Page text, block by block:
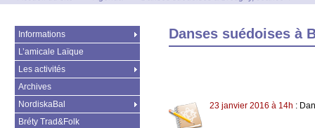
Danses suédoises à
23 janvier 2016 à 14h :
Informations
L’amicale Laïque
Les activités
Archives
NordiskaBal
Bréty Trad&Folk